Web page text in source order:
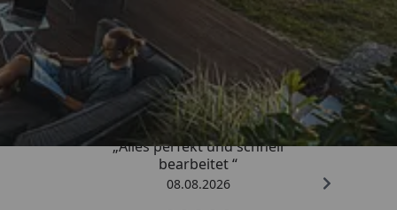
Trusted Shops
4,81/ 5
„Alles perfekt und schnell
bearbeitet “
08.08.2026